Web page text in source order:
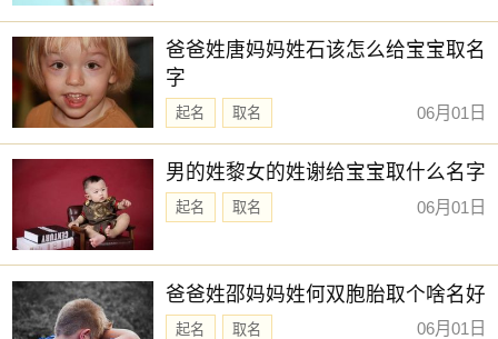
爸爸姓唐妈妈姓石该怎么给宝宝取名
字
起名 取名 06月01日
男的姓黎女的姓谢给宝宝取什么名字
起名 取名 06月01日
爸爸姓邵妈妈姓何双胞胎取个啥名好
起名 取名 06月01日